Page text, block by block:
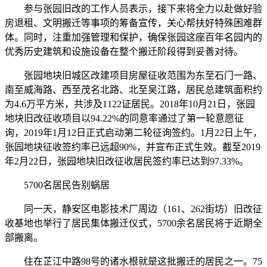
参与张园旧改的工作人员表示，接下来将全力以赴做好验
房退租、文明搬迁等事项的筹备宣传，关心帮扶好特殊困难群
体。同时，注重加强管理和保护，确保张园这座百年名园内的
优秀历史建筑和设施设备在整个搬迁阶段得到妥善对待。
张园地块旧城区改建项目房屋征收范围为东至石门一路、
南至威海路、西至茂名北路、北至吴江路，居民总建筑面积约
为4.6万平方米，共涉及1122证居民。2018年10月21日，张园
地块旧改征收项目以94.22%的同意率通过了第一轮意愿征
询，2019年1月12日正式启动第二轮征询签约。1月22日上午，
张园地块征收签约率已远超90%，并宣布正式生效。截至2019
年2月22日，张园地块旧改征收居民签约率已达到97.33%。
5700名居民告别蜗居
同一天，静安区电影技术厂周边（161、262街坊）旧改征
收基地也举行了居民集体搬迁仪式，5700余名居民将于近期全
部搬离。
住在芷江中路98号的诸水根就是这批搬迁的居民之一。75